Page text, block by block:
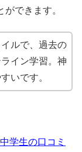
できます。
ルで、過去の
イン学習。神
いです。
学生の口コミ